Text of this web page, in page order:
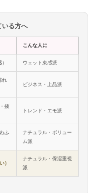
いる方へ
こんな人に
ウェット束感派
れ
ビジネス・上品派
抜
トレンド・エモ派
ふ
ナチュラル・ボリュー
ム派
）
ナチュラル・保湿重視
派